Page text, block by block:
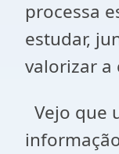
processa
estudar,
valorizar a
Vejo que